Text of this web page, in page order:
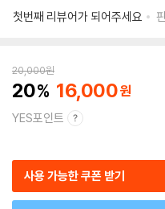
첫번째 리뷰어가 되어주세요
20,000원
20 16,000
YES포인트
사용 가능한 쿠폰 받기